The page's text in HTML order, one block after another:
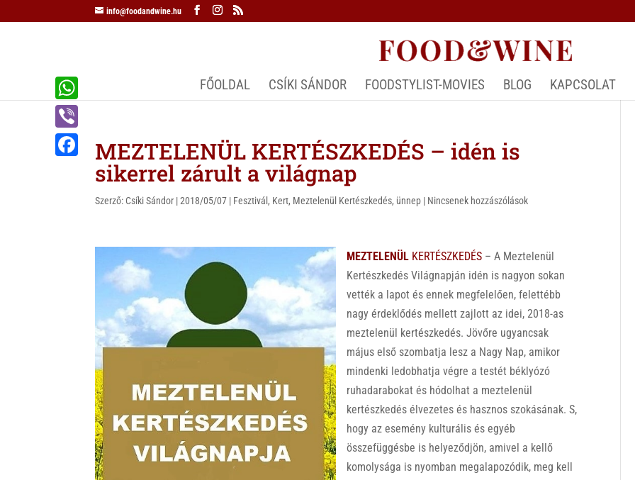
info@foodandwine.hu
FŐOLDAL CSÍKI SÁNDOR FOODSTYLIST-MOVIES BLOG KAPCSOLAT
MEZTELENÜL KERTÉSZKEDÉS – idén is
sikerrel zárult a világnap
Szerző: Csíki Sándor |2018/05/07 | Fesztivál , Kert, Meztelenül Kertészkedés, ünnep | Nincsenek hozzászólások
MEZTELENÜL KERTÉSZKEDÉS – A Meztelenül
Kertészkedés Világnapján idén is nagyon sokan
vették a lapot és ennek megfelelően, felettébb
nagy érdeklődés mellett zajlott az idei, 2018-as
meztelenül kertészkedés. Jövőre ugyancsak
május első szombatja lesz a Nagy Nap, amikor
mindenki ledobhatja végre a testét béklyózó
ruhadarabokat és hódolhat a meztelenül
kertészkedés élvezetes és hasznos szokásának. S,
hogy az esemény kulturális és egyéb
összefüggésbe is helyeződjön, amivel a kellő
komolysága is nyomban megalapozódik, meg kell
W
h
a
V